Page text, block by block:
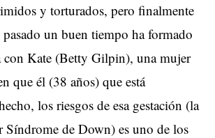
y torturados, pero finalmente
un buen tiempo ha formado
con Kate (Betty Gilpin), una mujer
que él (38 años) que está
los riesgos de esa gestación (la
Síndrome de Down) es uno de los